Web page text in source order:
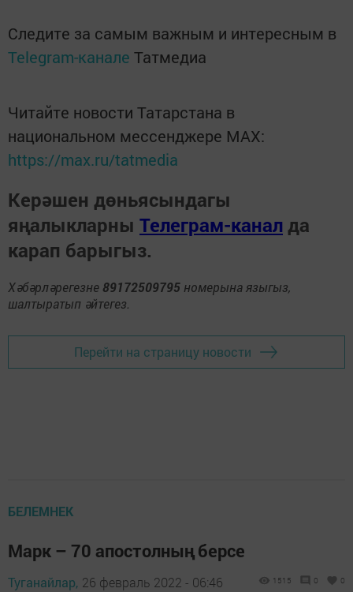
Следите за самым важным и интересным в
Telegram-канале Татмедиа
Читайте новости Татарстана в
национальном мессенджере MАХ:
https://max.ru/tatmedia
Керәшен дөньясындагы
яңалыкларны Телеграм-канал да
карап барыгыз.
Хәбәрләрегезне 89172509795 номерына языгыз,
шалтыратып әйтегез.
Перейти на страницу новости
БЕЛЕМНЕК
Марк – 70 апостолның берсе
Туганайлар, 26 февраль 2022 - 06:46 1515 0 0